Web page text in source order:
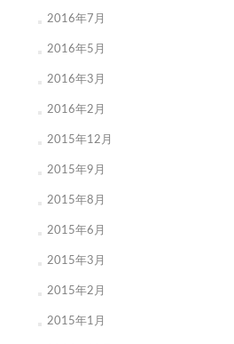
2016年7月
2016年5月
2016年3月
2016年2月
2015年12月
2015年9月
2015年8月
2015年6月
2015年3月
2015年2月
2015年1月